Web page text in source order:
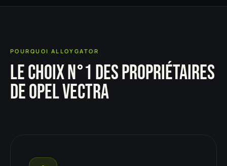
POURQUOI ALLOYGATOR
LE CHOIX N°1 DES PROPRIÉTAIRES
DE OPEL VECTRA